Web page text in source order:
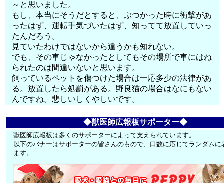
～と思いました。
もし、本当にそうだとすると、ぶつかった時に衝撃があ
ったはず、運転手気づいたはず、知ってて放置していっ
たんだろう。
見ていたわけではないから違うかも知れない。
でも、その車じゃなかったとしてもその場所で車にはね
られたのは間違いないと思います。
飼っているペットを傷つけた場合は一応多少の法律があ
る。放置したら処罰がある。野良猫の場合はなにもない
んですね。悲しいしくやしいです。
◆獣医師広報板サポーター◆
獣医師広報板は多くのサポーターによって支えられています。
以下のバナーはサポーターの皆さんのもので、口数に応じてランダムに
ます。